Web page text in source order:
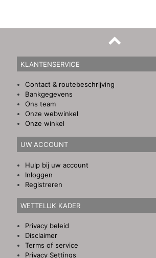
KLANTENSERVICE
Contact & routebeschrijving
Bankgegevens
Ons team
Onze webwinkel
Onze winkel
UW ACCOUNT
Hulp bij uw account
Inloggen
Registreren
WETTELIJK KADER
Privacy beleid
Disclaimer
Terms of service
Privacy Settings